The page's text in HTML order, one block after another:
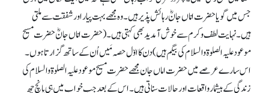
جس میں گویا حضرت امّاں جانؓ رہائش پذیر ہیں۔ وہ مجھے بہت پیار اور شفقت سے ملتی
ہیں۔ نہایت لطف و کرم سے خوش آمدید بھی کہتی ہیں۔ (حضرت امّاں جانؓ حضرت مسیح
موعود علیہ الصلوۃ والسلام کی بیگم ہیں) دن کا اوّل حصہ مَیں اُن کے ساتھ گزارتا ہوں۔
اس سارے عرصے میں حضرت اماں جان مجھے حضرت مسیح موعود علیہ الصلوۃ والسلام کی
زندگی کے بیشمار واقعات اور حالات سناتی ہیں۔ ا س کے بعد جب خواب میں ہی پانچ چھ